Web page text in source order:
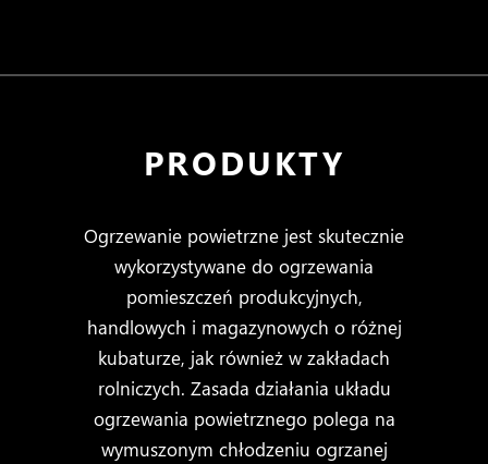
PRODUKTY
Ogrzewanie powietrzne jest skutecznie
wykorzystywane do ogrzewania
pomieszczeń produkcyjnych,
handlowych i magazynowych o różnej
kubaturze, jak również w zakładach
rolniczych. Zasada działania układu
ogrzewania powietrznego polega na
wymuszonym chłodzeniu ogrzanej